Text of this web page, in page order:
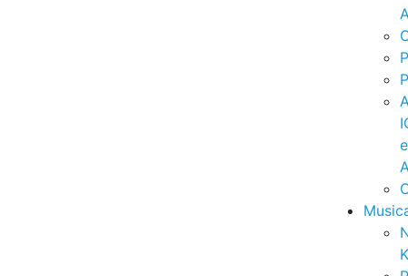
e